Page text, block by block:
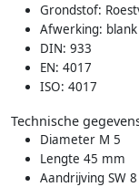
Grondstof:
Afwerking: blank
DIN: 933
EN: 4017
ISO: 4017
Technische
Diameter M 5
Lengte 45 mm
Aandrijving SW 8